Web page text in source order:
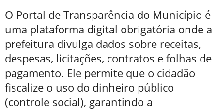
O Portal de Transparência do Município é
uma plataforma digital obrigatória onde a
prefeitura divulga dados sobre receitas,
despesas, licitações, contratos e folhas de
pagamento. Ele permite que o cidadão
fiscalize o uso do dinheiro público
(controle social), garantindo a